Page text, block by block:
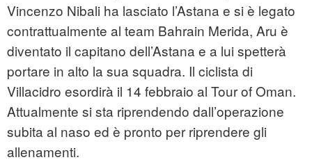
Vincenzo Nibali ha lasciato l’Astana e si è legato
contrattualmente al team Bahrain Merida, Aru è
diventato il capitano dell’Astana e a lui spetterà
portare in alto la sua squadra. Il ciclista di
Villacidro esordirà il 14 febbraio al Tour of Oman.
Attualmente si sta riprendendo dall’operazione
subita al naso ed è pronto per riprendere gli
allenamenti.